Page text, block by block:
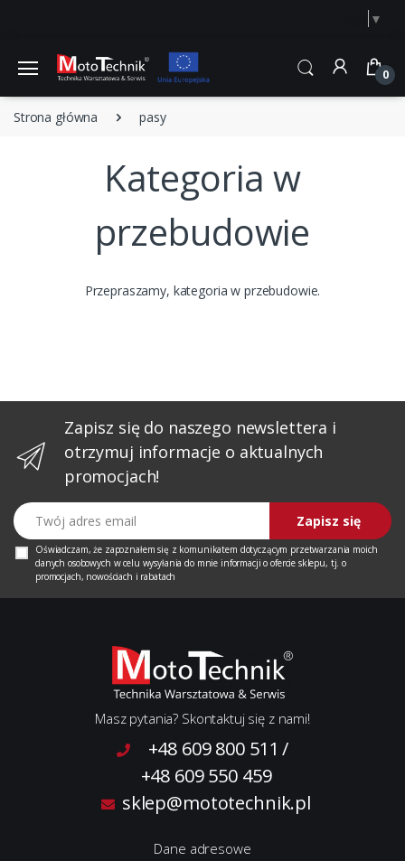
▼
0
Strona główna pasy
Kategoria w
przebudowie
Przepraszamy, kategoria w przebudowie.
Zapisz się do naszego newslettera i
otrzymuj informacje o aktualnych
promocjach!
Twój adres email
Zapisz się
Oświadczam, że zapoznałem się z komunikatem dotyczącym przetwarzania moich
danych osobowych w celu wysyłania do mnie informacji o ofercie sklepu, tj. o
promocjach, nowościach i rabatach
Masz pytania? Skontaktuj się z nami!
+48 609 800 511 /
+48 609 550 459
sklep@mototechnik.pl
Dane adresowe